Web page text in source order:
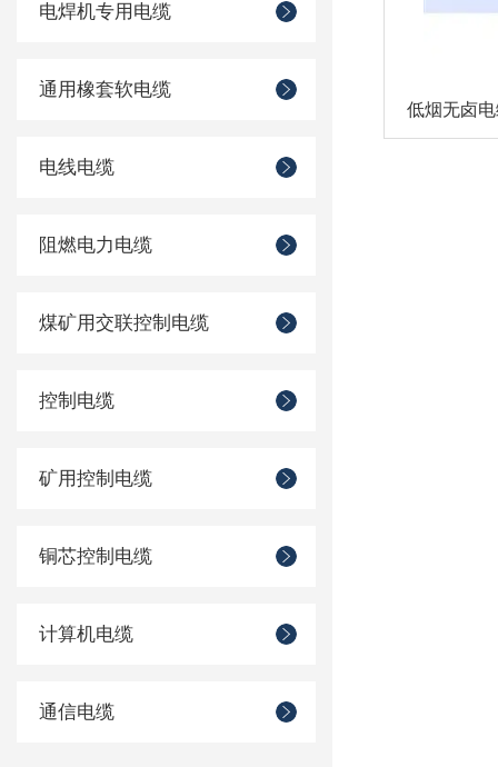
电焊机专用电缆
通用橡套软电缆
电线电缆
阻燃电力电缆
煤矿用交联控制电缆
控制电缆
矿用控制电缆
铜芯控制电缆
计算机电缆
通信电缆